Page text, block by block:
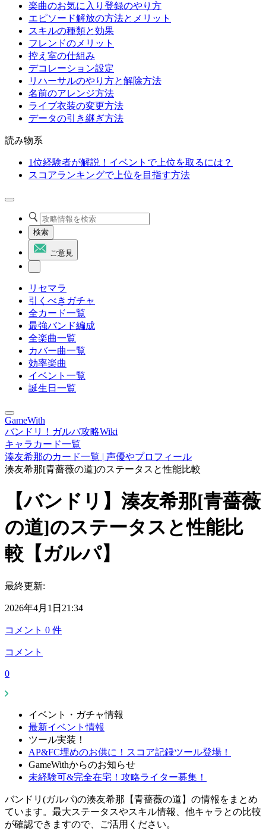
楽曲のお気に入り登録のやり方
エピソード解放の方法とメリット
スキルの種類と効果
フレンドのメリット
控え室の仕組み
デコレーション設定
リハーサルのやり方と解除方法
名前のアレンジ方法
ライブ衣装の変更方法
データの引き継ぎ方法
読み物系
1位経験者が解説！イベントで上位を取るには？
スコアランキングで上位を目指す方法
検索
ご意見
リセマラ
引くべきガチャ
全カード一覧
最強バンド編成
全楽曲一覧
カバー曲一覧
効率楽曲
イベント一覧
誕生日一覧
GameWith
バンドリ！ガルパ攻略Wiki
キャラカード一覧
湊友希那のカード一覧 | 声優やプロフィール
湊友希那[青薔薇の道]のステータスと性能比較
【バンドリ】湊友希那[青薔薇
の道]のステータスと性能比
較【ガルパ】
最終更新:
2026年4月1日21:34
コメント 0 件
コメント
0
イベント・ガチャ情報
最新イベント情報
ツール実装！
AP&FC埋めのお供に！スコア記録ツール登場！
GameWithからのお知らせ
未経験可&完全在宅！攻略ライター募集！
バンドリ(ガルパ)の湊友希那【青薔薇の道】の情報をまとめ
ています。最大ステータスやスキル情報、他キャラとの比較
が確認できますので、ご活用ください。